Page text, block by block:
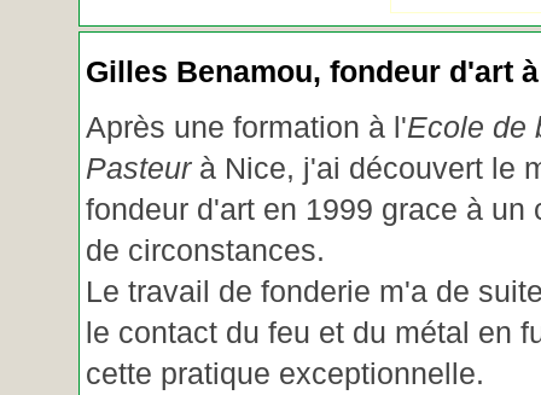
Gilles Benamou, fondeur d'art
Après une formation à l'Ecole de
Pasteurà Nice, j'ai découvert le
fondeur d'art en 1999 grace à un
de circonstances.
Le travail de fonderie m'a de
le contact du feu et du métal en
cette pratique exceptionnelle.